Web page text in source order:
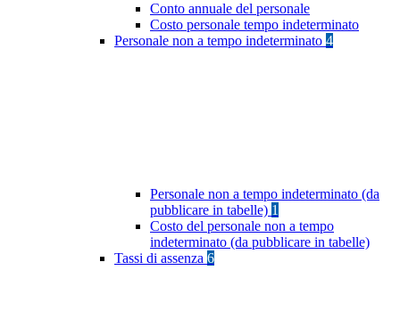
Conto annuale del personale
Costo personale tempo indeterminato
Personale non a tempo indeterminato 4
Personale non a tempo indeterminato (da
pubblicare in tabelle) 1
Costo del personale non a tempo
indeterminato (da pubblicare in tabelle)
Tassi di assenza 6